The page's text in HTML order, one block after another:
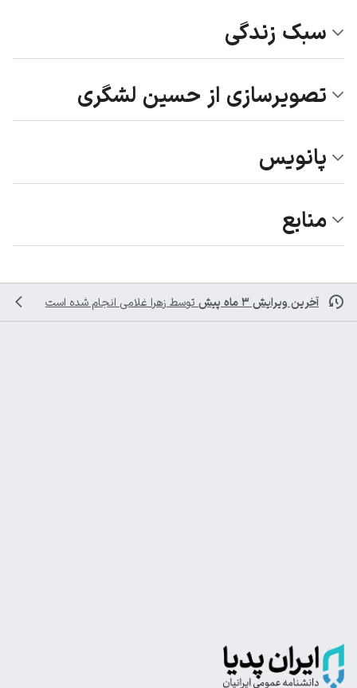
سبک زندگی
تصویرسازی از حسین لشگری
پانویس
منابع
آخرین ویرایش ۳ ماه پیش توسط زهرا غلامی انجام شده است